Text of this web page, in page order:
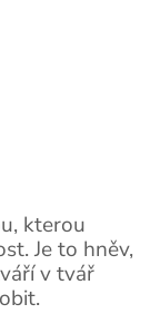
kterou
Je to hněv,
v tvář